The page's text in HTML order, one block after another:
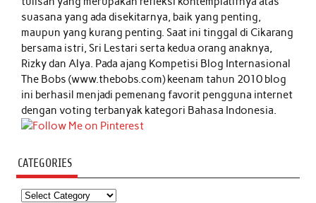
suasana yang ada disekitarnya, baik yang penting,
maupun yang kurang penting. Saat ini tinggal di Cikarang
bersama istri, Sri Lestari serta kedua orang anaknya,
Rizky dan Alya. Pada ajang Kompetisi Blog Internasional
The Bobs (www.thebobs.com) keenam tahun 2010 blog
ini berhasil menjadi pemenang favorit pengguna internet
dengan voting terbanyak kategori Bahasa Indonesia.
CATEGORIES
Categories